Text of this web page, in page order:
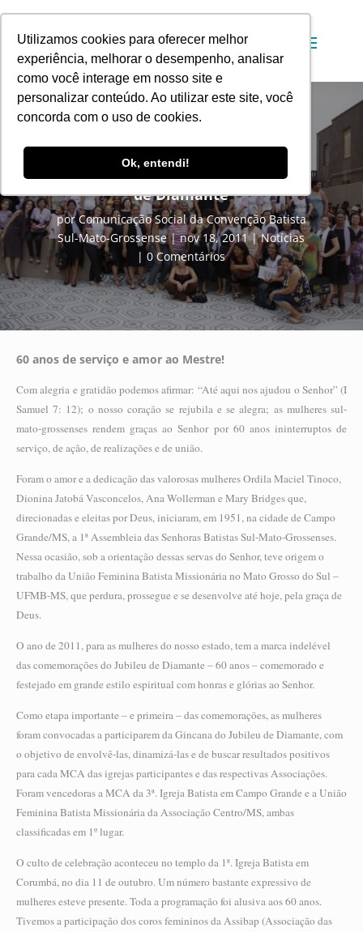
Utilizamos cookies para oferecer melhor
experiência, melhorar o desempenho, analisar
como você interage em nosso site e
personalizar conteúdo. Ao utilizar este site, você
concorda com o uso de cookies.
Ok, entendi!
UFMB-MS As mulheres da terra
dos tuiuiús comemoram Jubileu
de Diamante
porComunicação Social da Convenção Batista
Sul-Mato-Grossense
nov 18, 2011
Notícias
0 Comentários
60 anos de serviço e amor ao Mestre!
Com alegria e gratidão podemos afirmar: “Até aqui nos ajudou o Senhor” (I
Samuel 7: 12); o nosso coração se rejubila e se alegra; as mulheres sul-
mato-grossenses rendem graças ao Senhor por 60 anos ininterruptos de
serviço, de ação, de realizações e de união.
Foram o amor e a dedicação das valorosas mulheres Ordila Maciel Tinoco,
Dionina Jatobá Vasconcelos, Ana Wollerman e Mary Bridges que,
direcionadas e eleitas por Deus, iniciaram, em 1951, na cidade de Campo
Grande/MS, a 1ª Assembleia das Senhoras Batistas Sul-Mato-Grossenses.
Nessa ocasião, sob a orientação dessas servas do Senhor, teve origem o
trabalho da União Feminina Batista Missionária no Mato Grosso do Sul –
UFMB-MS, que perdura, prossegue e se desenvolve até hoje, pela graça de
Deus.
O ano de 2011, para as mulheres do nosso estado, tem a marca indelével
das comemorações do Jubileu de Diamante – 60 anos – comemorado e
festejado em grande estilo espiritual com honras e glórias ao Senhor.
Como etapa importante – e primeira – das comemorações, as mulheres
foram convocadas a participarem da Gincana do Jubileu de Diamante, com
o objetivo de envolvê-las, dinamizá-las e de buscar resultados positivos
para cada MCA das igrejas participantes e das respectivas Associações.
Foram vencedoras a MCA da 3ª. Igreja Batista em Campo Grande e a União
Feminina Batista Missionária da Associação Centro/MS, ambas
classificadas em 1º lugar.
O culto de celebração aconteceu no templo da 1ª. Igreja Batista em
Corumbá, no dia 11 de outubro. Um número bastante expressivo de
mulheres esteve presente. Toda a programação foi alusiva aos 60 anos.
Tivemos a participação dos coros femininos da Assibap (Associação das